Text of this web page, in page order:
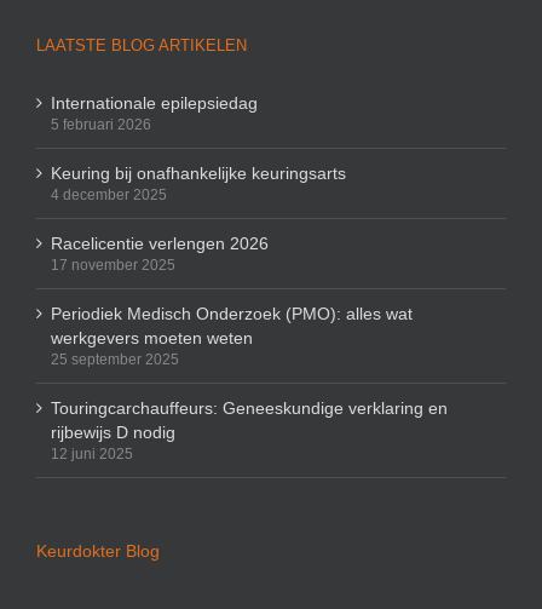
LAATSTE BLOG ARTIKELEN
Internationale epilepsiedag
5 februari 2026
Keuring bij onafhankelijke keuringsarts
4 december 2025
Racelicentie verlengen 2026
17 november 2025
Periodiek Medisch Onderzoek (PMO): alles wat
werkgevers moeten weten
25 september 2025
Touringcarchauffeurs: Geneeskundige verklaring en
rijbewijs D nodig
12 juni 2025
Keurdokter Blog